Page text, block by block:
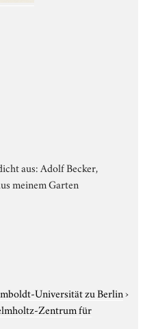
aus: Adolf Becker,
meinem Garten
Universität zu Berlin›
Zentrum für